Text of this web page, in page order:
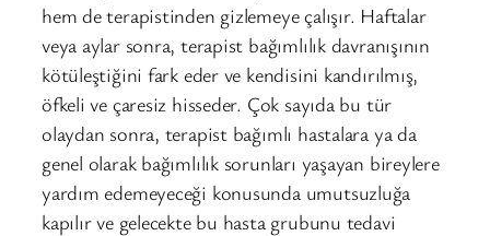
hem de terapistinden gizlemeye çalışır. Haftalar
veya aylar sonra, terapist bağımlılık davranışının
kötüleştiğini fark eder ve kendisini kandırılmış,
öfkeli ve çaresiz hisseder. Çok sayıda bu tür
olaydan sonra, terapist bağımlı hastalara ya da
genel olarak bağımlılık sorunları yaşayan bireylere
yardım edemeyeceği konusunda umutsuzluğa
kapılır ve gelecekte bu hasta grubunu tedavi